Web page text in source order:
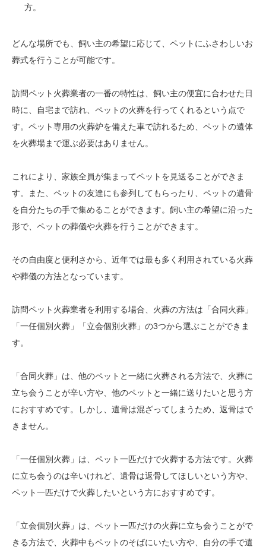
方。
どんな場所でも、飼い主の希望に応じて、ペットにふさわしいお
葬式を行うことが可能です。
訪問ペット火葬業者の一番の特性は、飼い主の便宜に合わせた日
時に、自宅まで訪れ、ペットの火葬を行ってくれるという点で
す。ペット専用の火葬炉を備えた車で訪れるため、ペットの遺体
を火葬場まで運ぶ必要はありません。
これにより、家族全員が集まってペットを見送ることができま
す。また、ペットの友達にも参列してもらったり、ペットの遺骨
を自分たちの手で集めることができます。飼い主の希望に沿った
形で、ペットの葬儀や火葬を行うことができます。
その自由度と便利さから、近年では最も多く利用されている火葬
や葬儀の方法となっています。
訪問ペット火葬業者を利用する場合、火葬の方法は「合同火葬」
「一任個別火葬」「立会個別火葬」の3つから選ぶことができま
す。
「合同火葬」は、他のペットと一緒に火葬される方法で、火葬に
立ち会うことが辛い方や、他のペットと一緒に送りたいと思う方
におすすめです。しかし、遺骨は混ざってしまうため、返骨はで
きません。
「一任個別火葬」は、ペット一匹だけで火葬する方法です。火葬
に立ち会うのは辛いけれど、遺骨は返骨してほしいという方や、
ペット一匹だけで火葬したいという方におすすめです。
「立会個別火葬」は、ペット一匹だけの火葬に立ち会うことがで
きる方法で、火葬中もペットのそばにいたい方や、自分の手で遺